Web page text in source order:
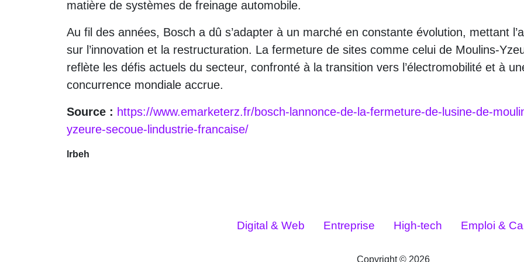
matière de systèmes de freinage automobile.
Au fil des années, Bosch a dû s’adapter à un marché en constante évolution, mettant
sur l’innovation et la restructuration. La fermeture de sites comme celui de Moulins-
reflète les défis actuels du secteur, confronté à la transition vers l’électromobilité et à
concurrence mondiale accrue.
Source : https://www.emarketerz.fr/bosch-lannonce-de-la-fermeture-de-lusine-de-
yzeure-secoue-lindustrie-francaise/
lrbeh
Digital & Web Entreprise High-tech Emploi &
Copyright © 2026